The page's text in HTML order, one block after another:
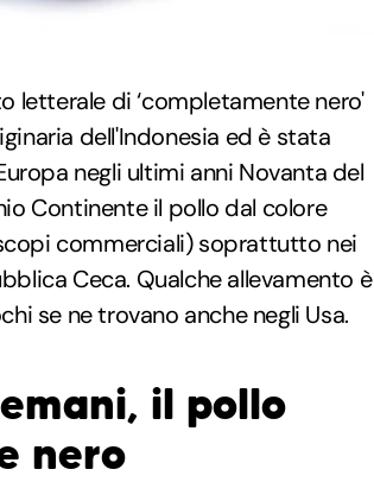
letterale di ‘completamente nero'
dell'Indonesia ed è stata
negli ultimi anni Novanta del
Continente il pollo dal colore
commerciali) soprattutto nei
Ceca. Qualche allevamento è
se ne trovano anche negli Usa.
il pollo
nero